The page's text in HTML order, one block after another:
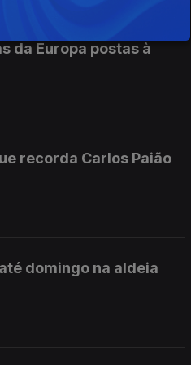
da Europa postas à
recorda Carlos Paião
domingo na aldeia